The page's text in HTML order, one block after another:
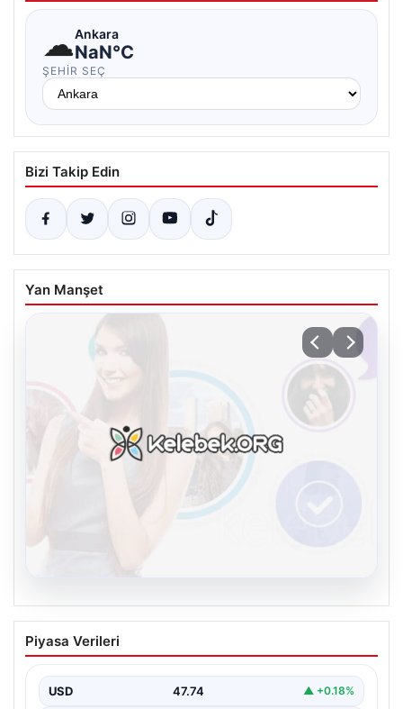
☁Ankara
NaN°C
ŞEHIR SEÇ
Bizi Takip Edin
Yan Manşet
Kelebek.Org İle Çevrim içi İletişimin
Güvenli Adresi Ve Chat Deneyimi
kurması büyük bir hassasiyet ifade etmektedir.
Güncel…
Piyasa Verileri
USD 47.74 ▲ +0.18%